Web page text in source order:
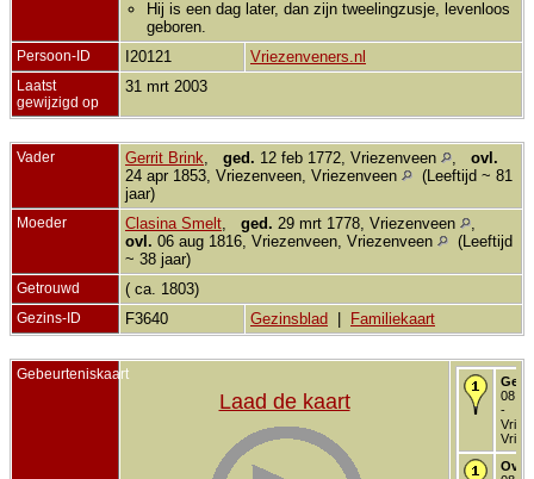
Hij is een dag later, dan zijn tweelingzusje, levenloos
geboren.
Persoon-ID I20121 Vriezenveners.nl
Laatst
gewijzigd op
31 mrt 2003
Vader Gerrit Brink ged. 12 feb 1772, Vriezenveen
ovl.
24 apr 1853, Vriezenveen, Vriezenveen
(Leeftijd ~ 81
jaar)
Moeder Clasina Smelt ged. 29 mrt 1778, Vriezenveen
ovl. 06 aug 1816, Vriezenveen, Vriezenveen
(Leeftijd
~ 38 jaar)
Getrouwd ( ca. 1803)
Gezins-ID F3640 Gezinsblad Familiekaart
Gebeurteniskaart
Laad de kaart
08
-